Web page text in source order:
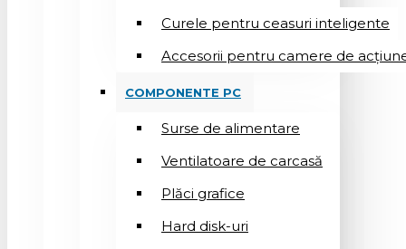
Curele pentru ceasuri inteligente
Accesorii pentru camere de
COMPONENTE PC
Surse de alimentare
Ventilatoare de carcasă
Plăci grafice
Hard disk-uri